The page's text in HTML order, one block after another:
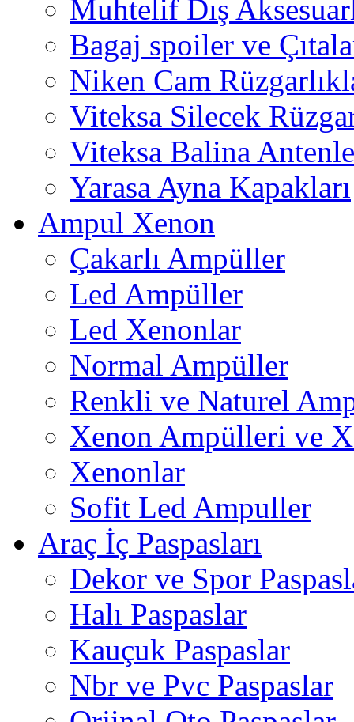
Muhtelif Dış
Bagaj spoiler ve
Niken Cam
Viteksa Silecek
Viteksa Balina
Yarasa Ayna Kapakları
Ampul Xenon
Çakarlı Ampüller
Led Ampüller
Led Xenonlar
Normal Ampüller
Renkli ve Naturel
Xenon Ampülleri ve
Xenonlar
Sofit Led Ampuller
Araç İç Paspasları
Dekor ve Spor
Halı Paspaslar
Kauçuk Paspaslar
Nbr ve Pvc Paspaslar